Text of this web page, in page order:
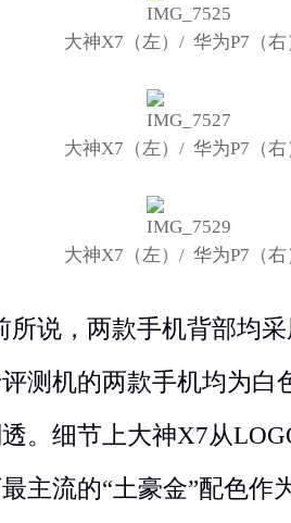
大神X7（左）/ 华为P7（右
大神X7（左）/ 华为P7（右
大神X7（左）/ 华为P7（右
所说，两款手机背部均
测机的两款手机均为白
。细节上大神X7从
主流的“土豪金”配色作